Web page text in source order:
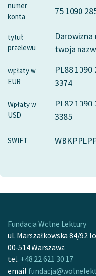
numer
konta
75 1090
tytuł
przelewu
Darowizna
twoja
wpłaty w
EUR
PL88 1090
3374
Wpłaty w
USD
PL82 1090
3385
SWIFT
Fundacja Wolne Lektury
ul. Marszałkowska 84/92
00-514 Warszawa
tel. +48 22 621 30 17
email